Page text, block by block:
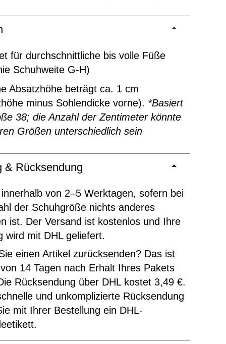
für durchschnittliche bis volle Füße
Schuhweite G-H)
Absatzhöhe beträgt ca. 1 cm
minus Sohlendicke vorne). *Basiert
38; die Anzahl der Zentimeter könnte
Größen unterschiedlich sein
& Rücksendung
von 2–5 Werktagen, sofern bei
der Schuhgröße nichts anderes
ist. Der Versand ist kostenlos und Ihre
wird mit DHL geliefert.
einen Artikel zurücksenden? Das ist
14 Tagen nach Erhalt Ihres Pakets
Rücksendung über DHL kostet 3,49 €.
und unkomplizierte Rücksendung
mit Ihrer Bestellung ein DHL-